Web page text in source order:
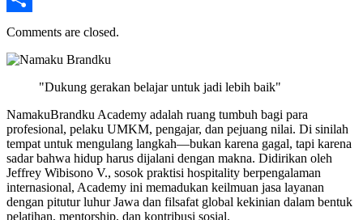
Link
Share
Comments are closed.
"Dukung gerakan belajar untuk jadi lebih baik"
NamakuBrandku Academy adalah ruang tumbuh bagi para
profesional, pelaku UMKM, pengajar, dan pejuang nilai. Di sinilah
tempat untuk mengulang langkah—bukan karena gagal, tapi karena
sadar bahwa hidup harus dijalani dengan makna. Didirikan oleh
Jeffrey Wibisono V., sosok praktisi hospitality berpengalaman
internasional, Academy ini memadukan keilmuan jasa layanan
dengan pitutur luhur Jawa dan filsafat global kekinian dalam bentuk
pelatihan, mentorship, dan kontribusi sosial.